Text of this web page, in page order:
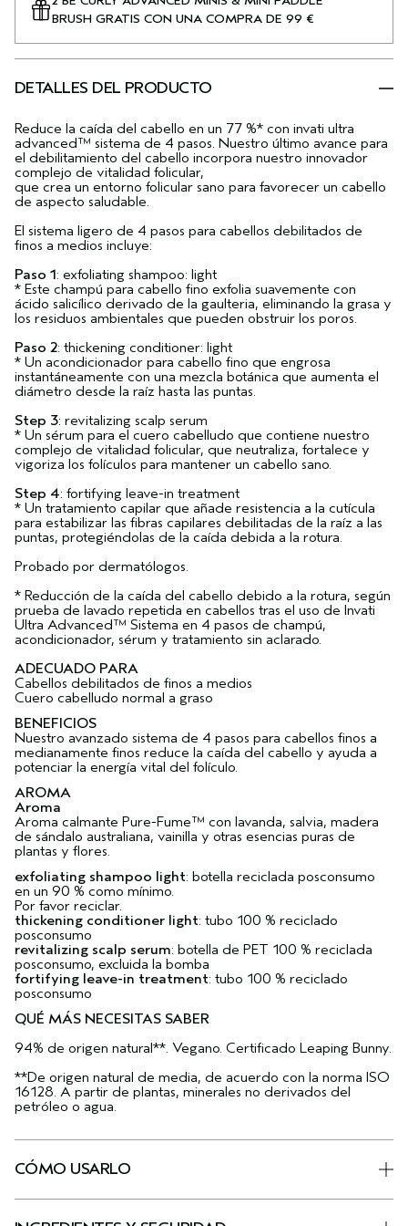
BRUSH GRATIS CON UNA COMPRA DE 99 €
DETALLES DEL PRODUCTO
Reduce la caída del cabello en un 77 %* con invati ultra
advanced™ sistema de 4 pasos. Nuestro último avance para
el debilitamiento del cabello incorpora nuestro innovador
complejo de vitalidad folicular,
que crea un entorno folicular sano para favorecer un cabello
de aspecto saludable.
El sistema ligero de 4 pasos para cabellos debilitados de
finos a medios incluye:
Paso 1: exfoliating shampoo: light
* Este champú para cabello fino exfolia suavemente con
ácido salicílico derivado de la gaulteria, eliminando la grasa y
los residuos ambientales que pueden obstruir los poros.
Paso 2: thickening conditioner: light
* Un acondicionador para cabello fino que engrosa
instantáneamente con una mezcla botánica que aumenta el
diámetro desde la raíz hasta las puntas.
Step 3: revitalizing scalp serum
* Un sérum para el cuero cabelludo que contiene nuestro
complejo de vitalidad folicular, que neutraliza, fortalece y
vigoriza los folículos para mantener un cabello sano.
Step 4: fortifying leave-in treatment
* Un tratamiento capilar que añade resistencia a la cutícula
para estabilizar las fibras capilares debilitadas de la raíz a las
puntas, protegiéndolas de la caída debida a la rotura.
Probado por dermatólogos.
* Reducción de la caída del cabello debido a la rotura, según
prueba de lavado repetida en cabellos tras el uso de Invati
Ultra Advanced™ Sistema en 4 pasos de champú,
acondicionador, sérum y tratamiento sin aclarado.
ADECUADO PARA
Cabellos debilitados de finos a medios
Cuero cabelludo normal a graso
BENEFICIOS
Nuestro avanzado sistema de 4 pasos para cabellos finos a
medianamente finos reduce la caída del cabello y ayuda a
potenciar la energía vital del folículo.
AROMA
Aroma
Aroma calmante Pure-Fume™ con lavanda, salvia, madera
de sándalo australiana, vainilla y otras esencias puras de
plantas y flores.
exfoliating shampoo light: botella reciclada posconsumo
en un 90 % como mínimo.
Por favor reciclar.
thickening conditioner light: tubo 100 % reciclado
posconsumo
revitalizing scalp serum: botella de PET 100 % reciclada
posconsumo, excluida la bomba
fortifying leave-in treatment: tubo 100 % reciclado
posconsumo
QUÉ MÁS NECESITAS SABER
94% de origen natural**. Vegano. Certificado Leaping Bunny.
**De origen natural de media, de acuerdo con la norma ISO
16128. A partir de plantas, minerales no derivados del
petróleo o agua.
CÓMO USARLO